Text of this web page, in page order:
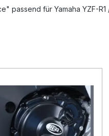
passend für Yamaha YZF-R1